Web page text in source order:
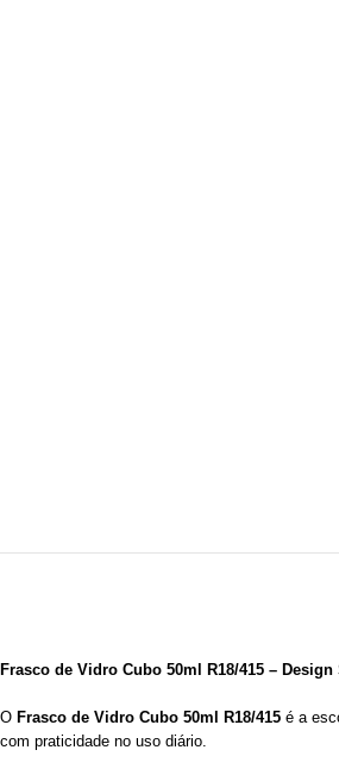
Frasco de Vidro Cubo 50ml R18/415 –
O Frasco de Vidro Cubo 50ml R18/415 é a
com praticidade no uso diário.